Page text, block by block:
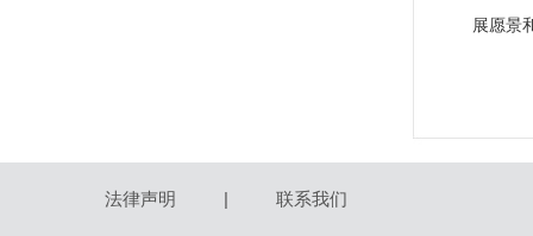
展愿景
法律声明 | 联系我们